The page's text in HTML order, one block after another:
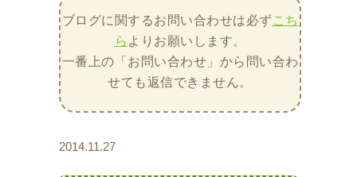
ブログに関するお問い合わせは必ずこち
ら よりお願いします。
一番上の「お問い合わせ」から問い合わ
せても返信できません。
2014.11.27